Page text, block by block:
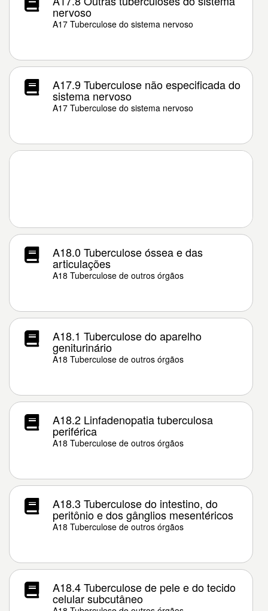
nervoso
A17 Tuberculose do sistema nervoso
A17.9 Tuberculose não especificada do
sistema nervoso
A17 Tuberculose do sistema nervoso
A18.0 Tuberculose óssea e das
articulações
A18 Tuberculose de outros órgãos
A18.1 Tuberculose do aparelho
geniturinário
A18 Tuberculose de outros órgãos
A18.2 Linfadenopatia tuberculosa
periférica
A18 Tuberculose de outros órgãos
A18.3 Tuberculose do intestino, do
peritônio e dos gânglios mesentéricos
A18 Tuberculose de outros órgãos
A18.4 Tuberculose de pele e do tecido
celular subcutâneo